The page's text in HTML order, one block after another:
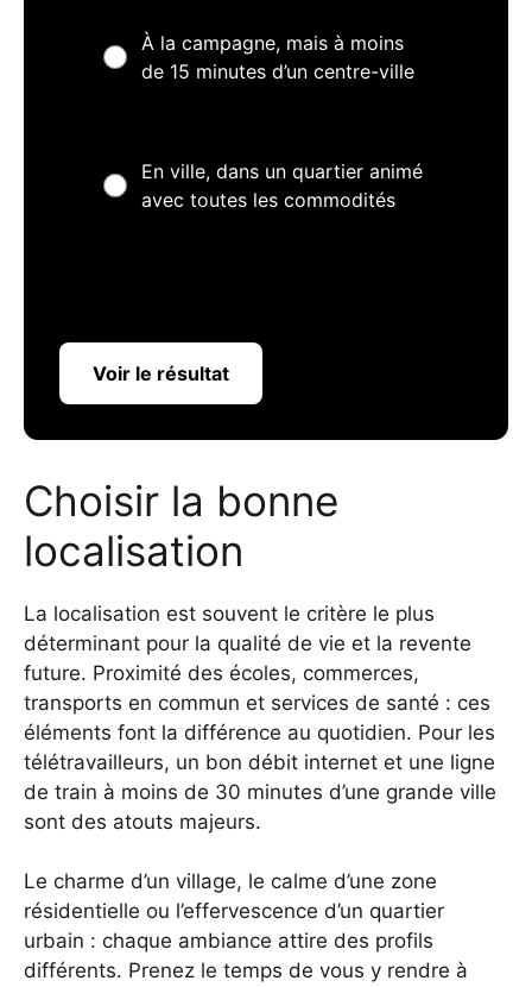
À la campagne, mais à moins
de 15 minutes d’un centre-ville
En ville, dans un quartier animé
avec toutes les commodités
Voir le résultat
Choisir la bonne
localisation
La localisation est souvent le critère le plus
déterminant pour la qualité de vie et la revente
future. Proximité des écoles, commerces,
transports en commun et services de santé : ces
éléments font la différence au quotidien. Pour les
télétravailleurs, un bon débit internet et une ligne
de train à moins de 30 minutes d’une grande ville
sont des atouts majeurs.
Le charme d’un village, le calme d’une zone
résidentielle ou l’effervescence d’un quartier
urbain : chaque ambiance attire des profils
différents. Prenez le temps de vous y rendre à